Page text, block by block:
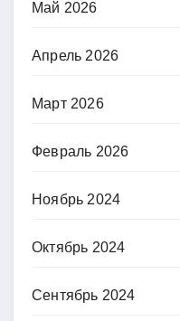
Май 2026
Апрель 2026
Март 2026
Февраль 2026
Ноябрь 2024
Октябрь 2024
Сентябрь 2024